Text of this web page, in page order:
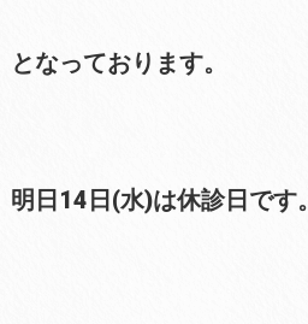
となっております。
明日14日(水)は休診日です。